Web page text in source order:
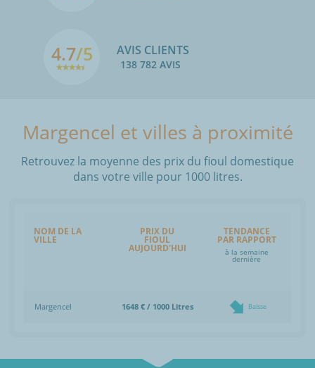
4.7/5 AVIS CLIENTS
138 782 AVIS
Margencel et villes à proximité
Retrouvez la moyenne des prix du fioul domestique
dans votre ville pour 1000 litres.
NOM DE LA
VILLE
PRIX DU
FIOUL
AUJOURD'HUI
TENDANCE
PAR RAPPORT
à la semaine
dernière
Margencel 1648 € / 1000 Litres Baisse